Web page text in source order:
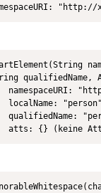
namespaceURI:
localName:
qualifiedName:
atts: {} (keine